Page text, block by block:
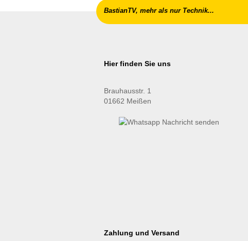
BastianTV, mehr als nur Technik...
Hier finden Sie uns
Brauhausstr. 1
01662 Meißen
Zahlung und Versand